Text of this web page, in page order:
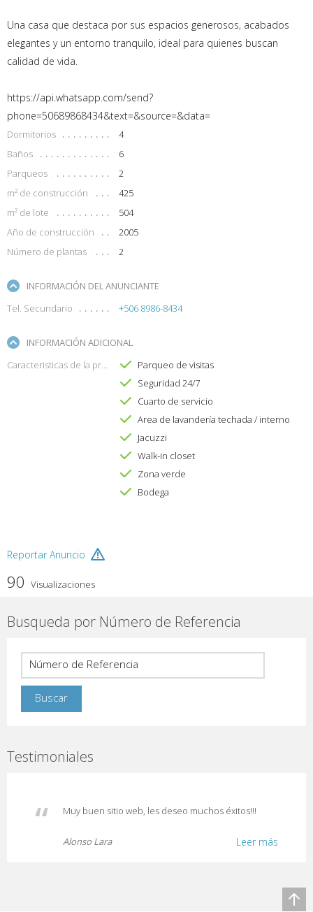
Una casa que destaca por sus espacios generosos, acabados
elegantes y un entorno tranquilo, ideal para quienes buscan
calidad de vida.
https://api.whatsapp.com/send?
phone=50689868434&text=&source=&data=
Dormitorios
4
Baños
6
Parqueos
2
m² de construcción
425
m² de lote
504
Año de construcción
2005
Número de plantas
2
INFORMACIÓN DEL ANUNCIANTE
Tel. Secundario
+506 8986-8434
INFORMACIÓN ADICIONAL
Caracteristicas de la propiedad
Parqueo de visitas
Seguridad 24/7
Cuarto de servicio
Area de lavandería techada / interno
Jacuzzi
Walk-in closet
Zona verde
Bodega
Reportar Anuncio
90 Visualizaciones
Busqueda por Número de Referencia
Testimoniales
Muy buen sitio web, les deseo muchos éxitos!!!
Leer más
Alonso Lara